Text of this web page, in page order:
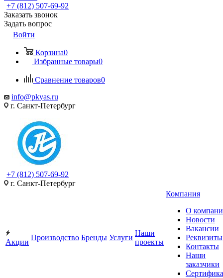
+7 (812) 507-69-92
Заказать звонок
Задать вопрос
Войти
Корзина0
Избранные товары0
Сравнение товаров0
info@pkyas.ru
г. Санкт-Петербург
+7 (812) 507-69-92
г. Санкт-Петербург
Акции
Производство Бренды Услуги
Наши
проекты
Компания
О
Новости
Вакансии
Реквизиты
Контакты
Наши
заказчики